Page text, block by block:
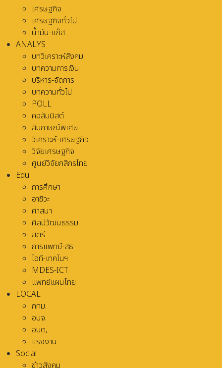
เศรษฐกิจ
เศรษฐกิจทั่วไป
น้ำมัน-แก๊ส
ANALYS
บทวิเคราะห์สังคม
บทความการเงิน
บริหาร-จัดการ
บทความทั่วไป
POLL
คอลัมนิสต์
สัมภาษณ์พิเศษ
วิเคราะห์-เศรษฐกิจ
วิจัยเศรษฐกิจ
ศูนย์วิจัยกสิกรไทย
Edu
การศึกษา
อาชีวะ
ศาสนา
ศิลปวัฒนธรรม
สตรี
การแพทย์-สธ
ไอที-เทคโนฯ
MDES-ICT
แพทย์แผนไทย
LOCAL
กทม.
อบจ.
อบต,
แรงงาน
Social
ข่าวสังคม